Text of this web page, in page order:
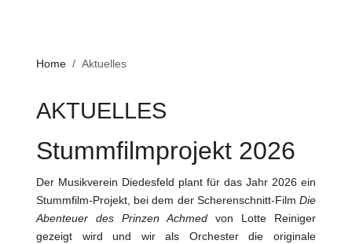
Home Aktuelles
AKTUELLES
Stummfilmprojekt 2026
Der Musikverein Diedesfeld plant für das Jahr 2026 ein
Stummfilm-Projekt, bei dem der Scherenschnitt-Film Die
Abenteuer des Prinzen Achmed von Lotte Reiniger
gezeigt wird und wir als Orchester die originale